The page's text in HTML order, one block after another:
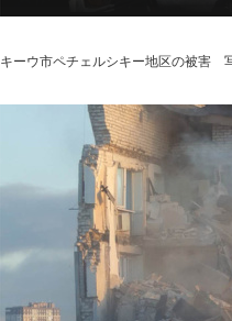
キーウ市ペチェルシキー地区の被害